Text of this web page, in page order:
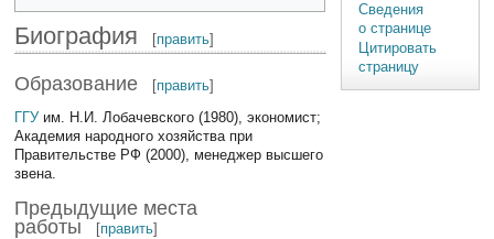
Биография [править]
Образование [править]
ГГУим. Н.И. Лобачевского (1980), экономист;
Академия народного хозяйства при
Правительстве РФ (2000), менеджер высшего
звена.
Предыдущие места
работы
[править]
Сведения
о странице
Цитировать
страницу